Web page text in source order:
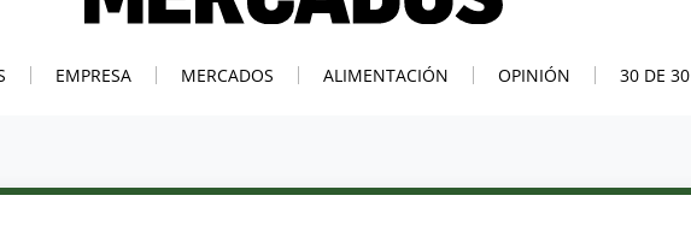
EMPRESA MERCADOS ALIMENTACIÓN OPINIÓN 30 DE 30